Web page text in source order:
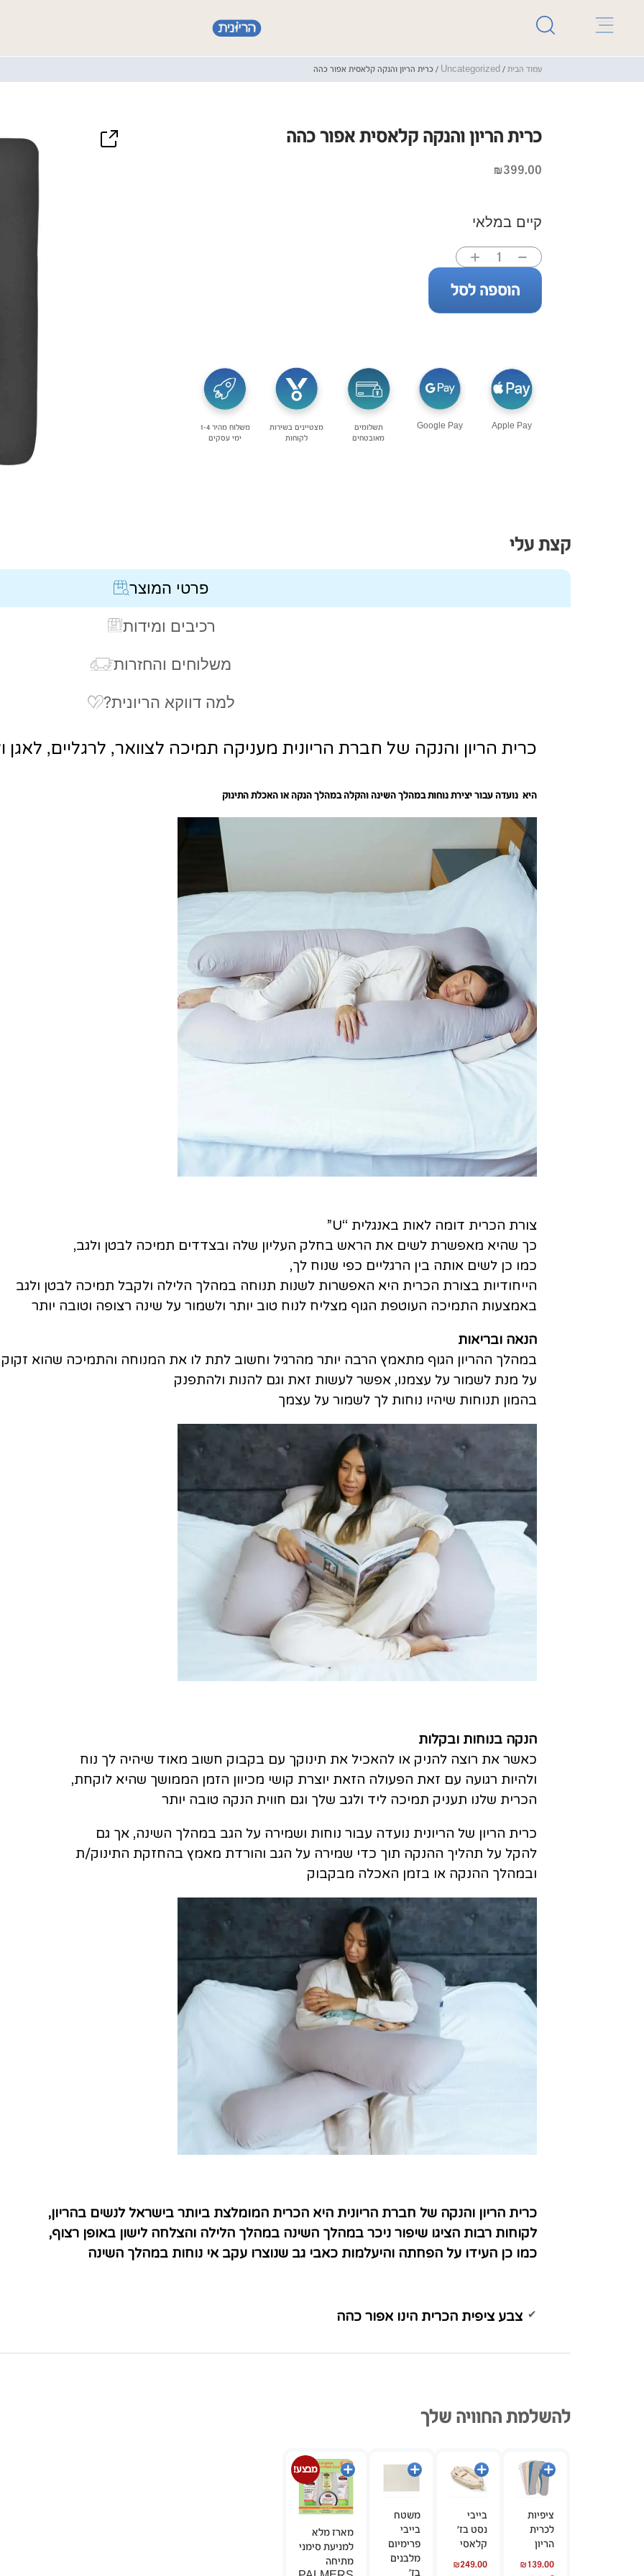
עמוד הבית /
Uncategorized / כרית הריון והנקה קלאסית אפור כהה
כרית הריון והנקה קלאסית אפור כהה
₪399.00
קיים במלאי
הוספה לסל
Apple Pay
Google Pay
תשלומים
מאובטחים
מצטיינים בשירות
לקוחות
משלוח מהיר 1-4
ימי עסקים
קצת עלי
פרטי המוצר
רכיבים ומידות
משלוחים והחזרות
למה דווקא הריונית?
כרית הריון והנקה של חברת הריונית מעניקה תמיכה לצוואר, לרגליים, לאגן
היא נועדה עבור יצירת נוחות במהלך השינה והקלה במהלך הנקה או האכלת התינוק
צורת הכרית דומה לאות באנגלית “U”
כך שהיא מאפשרת לשים את הראש בחלק העליון שלה ובצדדים תמיכה לבטן ולגב,
כמו כן לשים אותה בין הרגליים כפי שנוח לך,
הייחודיות בצורת הכרית היא האפשרות לשנות תנוחה במהלך הלילה ולקבל תמיכה לבטן ולגב
באמצעות התמיכה העוטפת הגוף מצליח לנוח טוב יותר ולשמור על שינה רצופה וטובה יותר
הנאה ובריאות
במהלך ההריון הגוף מתאמץ הרבה יותר מהרגיל וחשוב לתת לו את המנוחה והתמיכה שהוא
על מנת לשמור על עצמנו, אפשר לעשות זאת וגם להנות ולהתפנק
בהמון תנוחות שיהיו נוחות לך לשמור על עצמך
הנקה בנוחות ובקלות
כאשר את רוצה להניק או להאכיל את תינוקך עם בקבוק חשוב מאוד שיהיה לך נוח
ולהיות רגועה עם זאת הפעולה הזאת יוצרת קושי מכיוון הזמן הממושך שהיא לוקחת,
הכרית שלנו תעניק תמיכה ליד ולגב שלך וגם חווית הנקה טובה יותר
כרית הריון של הריונית נועדה עבור נוחות ושמירה על הגב במהלך השינה, אך גם
להקל על תהליך ההנקה תוך כדי שמירה על הגב והורדת מאמץ בהחזקת התינוק/ת
ובמהלך ההנקה או בזמן האכלה מבקבוק
כרית הריון והנקה של חברת הריונית היא הכרית המומלצת ביותר בישראל לנשים בהריון,
לקוחות רבות הציגו שיפור ניכר במהלך השינה במהלך הלילה והצלחה לישון באופן רצוף,
כמו כן העידו על הפחתה והיעלמות כאבי גב שנוצרו עקב אי נוחות במהלך השינה
צבע ציפית הכרית הינו אפור כהה
להשלמת החוויה שלך
ציפיות
לכרית
הריון
₪139.00
בחר
אפשרויות
בייבי
נסט בז’
קלאסי
₪249.00
הוספה
לסל
משטח
בייבי
פרימיום
מלבנים
בז’
הוספה
לסל
מבצע!
מארז מלא
למניעת סימני
מתיחה
הוספה
לסל